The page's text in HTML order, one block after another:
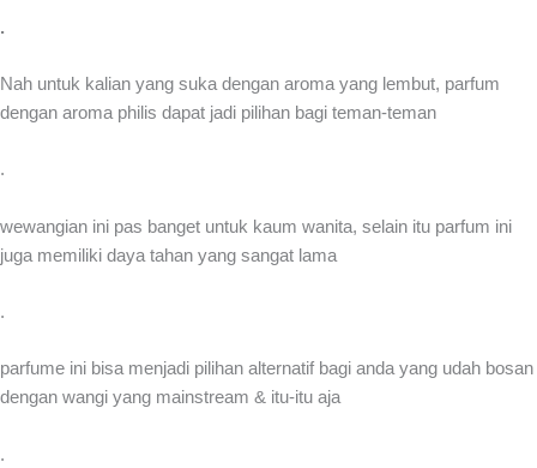
.
Nah untuk kalian yang suka dengan aroma yang lembut, parfum
dengan aroma philis dapat jadi pilihan bagi teman-teman
.
wewangian ini pas banget untuk kaum wanita, selain itu parfum ini
juga memiliki daya tahan yang sangat lama
.
parfume ini bisa menjadi pilihan alternatif bagi anda yang udah bosan
dengan wangi yang mainstream & itu-itu aja
.